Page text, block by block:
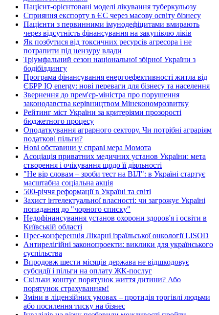
Пацієнт-орієнтовані моделі лікування туберкульозу
Сприяння експорту в ЄС через масову освіту бізнесу
Пацієнти з первинними імунодефіцитами вмирають
через відсутність фінансування на закупівлю ліків
Як позбутися від токсичних ресурсів агресора і не
потрапити під цензуру влади
Тріумфальний сезон національної збірної України з
бодібілдингу
Програма фінансування енергоефективності житла від
ЄБРР IQ energy: нові переваги для бізнесу та населення
Звернення до прем'єр-міністра про порушення
законодавства керівництвом Мінекономрозвитку
Рейтинг міст України за критеріями прозорості
бюджетного процесу
Оподаткування аграрного сектору. Чи потрібні аграріям
податкові пільги?
Нові обставини у справі мера Момота
Асоціація приватних медичних установ України: мета
створення і очікування щодо її діяльності
"Не вір словам – зроби тест на ВІЛ": в Україні стартує
масштабна соціальна акція
500-річчя реформації в Україні та світі
Захист інтелектуальної власності: чи загрожує Україні
попадання до "чорного списку"
Недофінансування установ охорони здоров'я і освіти в
Київській області
Прес-конференція Лікарні ізраїльської онкології LISOD
Антирелігійні законопроекти: виклики для українського
суспільства
Впродовж шести місяців держава не відшкодовує
субсидії і пільги на оплату ЖК-послуг
Скільки коштує порятунок життя дитини? Або
порятунок страхуванням!
Зміни в ліцензійних умовах – протидія торгівлі людьми
або посилення тиску на бізнес